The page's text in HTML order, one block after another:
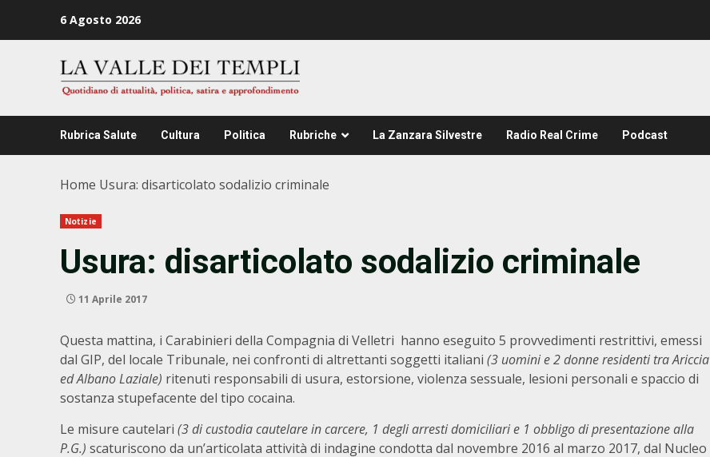
6 Agosto 2026
Rubrica Salute Cultura Politica Rubriche La Zanzara Silvestre Radio Real Crime Podcast
Home Usura: disarticolato sodalizio criminale
Notizie
Usura: disarticolato sodalizio criminale
11 Aprile 2017
Questa mattina, i Carabinieri della Compagnia di Velletri hanno eseguito 5 provvedimenti restrittivi, emessi
dal GIP, del locale Tribunale, nei confronti di altrettanti soggetti italiani (3 uomini e 2 donne residenti tra Ariccia
ed Albano Laziale) ritenuti responsabili di usura, estorsione, violenza sessuale, lesioni personali e spaccio di
sostanza stupefacente del tipo cocaina.
Le misure cautelari (3 di custodia cautelare in carcere, 1 degli arresti domiciliari e 1 obbligo di presentazione alla
P.G.) scaturiscono da un’articolata attività di indagine condotta dal novembre 2016 al marzo 2017, dal Nucleo